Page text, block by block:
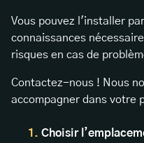
Vous pouvez l'installer
connaissances
risques en cas de
Contactez-nous ! Nous
accompagner dans votre
Choisir